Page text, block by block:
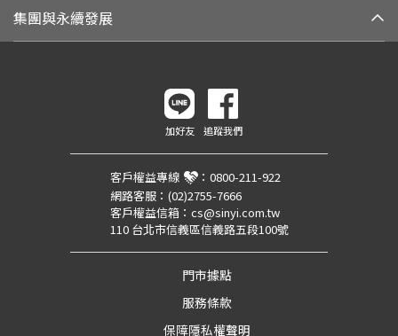
集團與永續發展
加好友 追蹤我們
客戶權益專線 ： 0800-211-922
網路客服： (02)2755-7666
客戶權益信箱： cs@sinyi.com.tw
110 台北市信義區信義路五段100號
門市據點
服務條款
保障隱私權聲明